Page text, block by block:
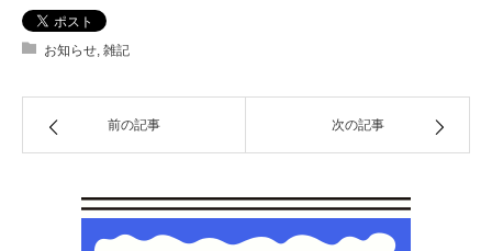
お知らせ, 雑記
前の記事 次の記事